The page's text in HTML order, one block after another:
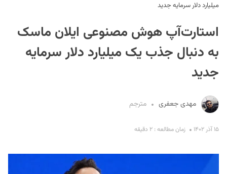
میلیارد دلار سرمایه جدید
استارت‌آپ هوش مصنوعی ایلان ماسک
به دنبال جذب یک میلیارد دلار سرمایه
جدید
مهدی جعفری مترجم
۱۵ آذر ۱۴۰۲ زمان مطالعه : ۲ دقیقه